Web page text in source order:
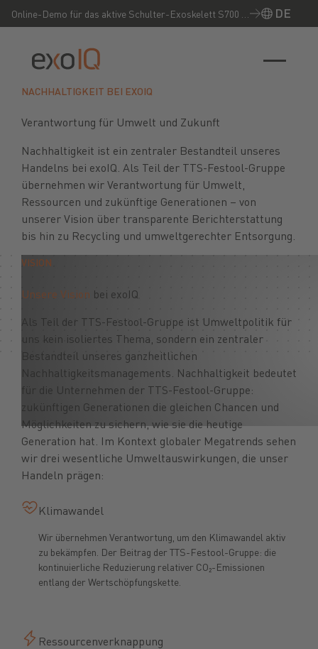
Online-Demo für das aktive Schulter-Exoskelett S700 –
Jetzt live erleben!
DE
NACHHALTIGKEIT BEI EXOIQ
Verantwortung für Umwelt und Zukunft
Nachhaltigkeit ist ein zentraler Bestandteil unseres
Handelns bei exoIQ. Als Teil der TTS-Festool-Gruppe
übernehmen wir Verantwortung für Umwelt,
Ressourcen und zukünftige Generationen – von
unserer Vision über transparente Berichterstattung
bis hin zu Recycling und umweltgerechter Entsorgung.
VISION
Unsere Vision bei exoIQ
Als Teil der TTS-Festool-Gruppe ist Umweltpolitik für
uns kein isoliertes Thema, sondern ein zentraler
Bestandteil unseres ganzheitlichen
Nachhaltigkeitsmanagements. Nachhaltigkeit bedeutet
für die Unternehmen der TTS-Festool-Gruppe:
zukünftigen Generationen die gleichen Chancen und
Möglichkeiten zu sichern, wie sie die heutige
Generation hat. Im Kontext globaler Megatrends sehen
wir drei wesentliche Umweltauswirkungen, die unser
Handeln prägen:
Klimawandel
Wir übernehmen Verantwortung, um den Klimawandel aktiv
zu bekämpfen. Der Beitrag der TTS-Festool-Gruppe: die
kontinuierliche Reduzierung relativer CO₂-Emissionen
entlang der Wertschöpfungskette.
Ressourcenverknappung